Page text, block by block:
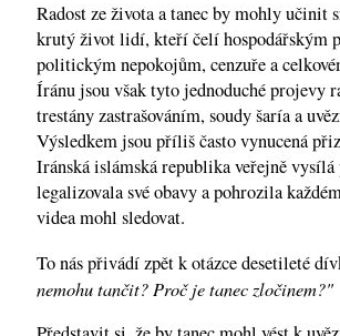
Radost ze života a tanec by mohly učinit
krutý život lidí, kteří čelí hospodářským
politickým nepokojům, cenzuře a
Íránu jsou však tyto jednoduché projevy
trestány zastrašováním, soudy šaría a
Výsledkem jsou příliš často vynucená
Iránská islámská republika veřejně
legalizovala své obavy a pohrozila
videa mohl sledovat.
To nás přivádí zpět k otázce desetileté
nemohu tančit? Proč je tanec zločinem?"